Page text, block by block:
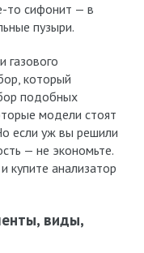
то сифонит — в
пузыри.
газового
который
подобных
модели стоят
если уж вы решили
— не экономьте.
купите анализатор
виды,